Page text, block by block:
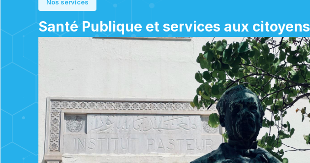
Nos services
Santé Publique et services aux citoyens